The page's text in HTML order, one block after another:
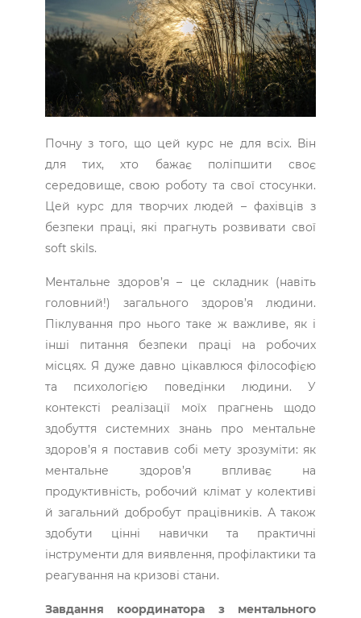
Почну з того, що цей курс не для всіх. Він
для тих, хто бажає поліпшити своє
середовище, свою роботу та свої стосунки.
Цей курс для творчих людей – фахівців з
безпеки праці, які прагнуть розвивати свої
soft skils.
Ментальне здоров’я – це складник (навіть
головний!) загального здоров’я людини.
Піклування про нього таке ж важливе, як і
інші питання безпеки праці на робочих
місцях. Я дуже давно цікавлюся філософією
та психологією поведінки людини. У
контексті реалізації моїх прагнень щодо
здобуття системних знань про ментальне
здоров’я я поставив собі мету зрозуміти: як
ментальне здоров’я впливає на
продуктивність, робочий клімат у колективі
й загальний добробут працівників. А також
здобути цінні навички та практичні
інструменти для виявлення, профілактики та
реагування на кризові стани.
Завдання координатора з ментального